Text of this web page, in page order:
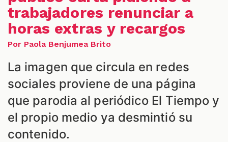
trabajadores renunciar a
horas extras y recargos
Por Paola Benjumea Brito
La imagen que circula en redes
sociales proviene de una página
que parodia al periódico El Tiempo y
el propio medio ya desmintió su
contenido.